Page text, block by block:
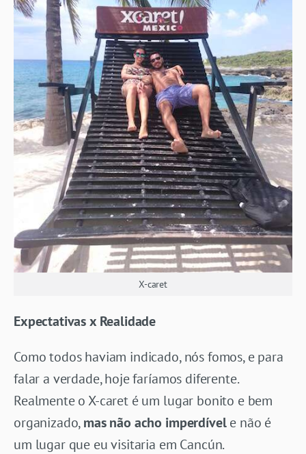
X-caret
Expectativas x Realidade
Como todos haviam indicado, nós fomos, e para
falar a verdade, hoje faríamos diferente.
Realmente o X-caret é um lugar bonito e bem
organizado,mas não acho imperdívele não é
um lugar que eu visitaria em Cancún.